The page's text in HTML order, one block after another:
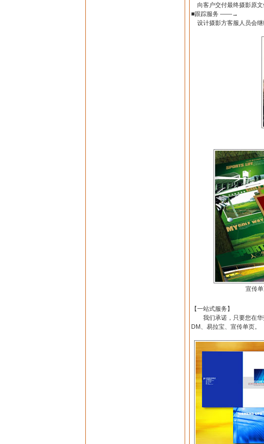
向客户交付最终摄影原文
■跟踪服务 ――→
设计摄影方客服人员会继
宣传
【一站式服务】
我们承诺，只要您在华
DM、易拉宝、宣传单页。